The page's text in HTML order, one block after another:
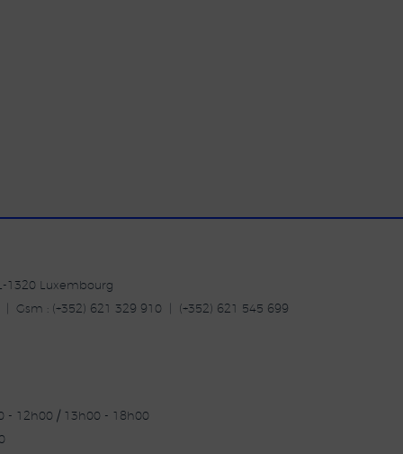
1320 Luxembourg
| Gsm : (+352) 621 329 910 | (+352) 621 545 699
- 12h00 / 13h00 - 18h00